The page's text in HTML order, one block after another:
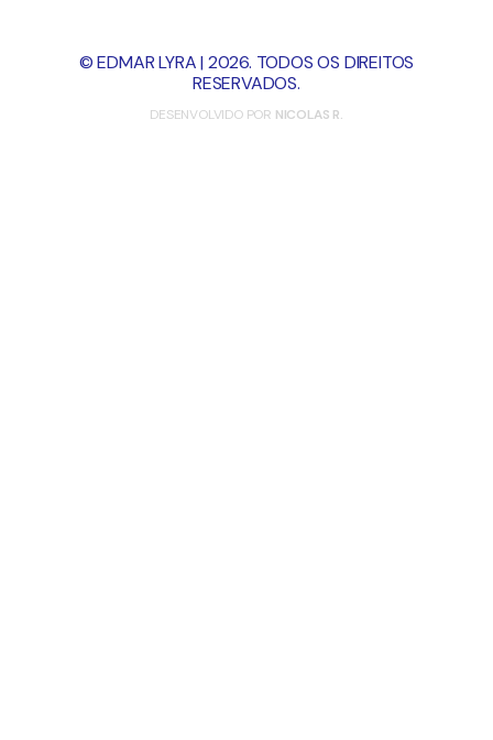
© EDMAR LYRA | 2026. TODOS OS DIREITOS
RESERVADOS.
DESENVOLVIDO POR NICOLAS R.